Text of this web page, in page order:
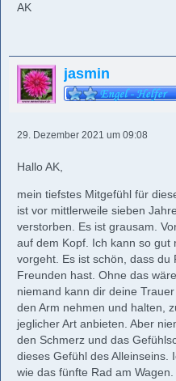
AK
jasmin
29. Dezember 2021 um 09:08
Hallo AK,
mein tiefstes Mitgefühl für
ist vor mittlerweile sieben
verstorben. Es ist grausam.
auf dem Kopf. Ich kann so gut
vorgeht. Es ist schön, dass
Freunden hast. Ohne das
niemand kann dir deine
den Arm nehmen und halten,
jeglicher Art anbieten. Aber
den Schmerz und das
dieses Gefühl des Alleinseins.
wie das fünfte Rad am